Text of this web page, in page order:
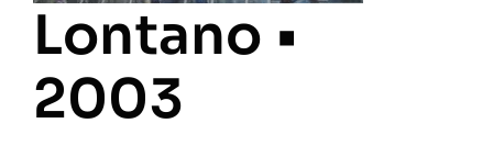
Lontano •
2003